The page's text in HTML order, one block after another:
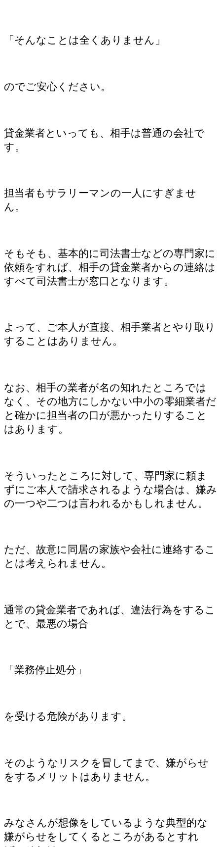
「そんなことは全くありません」
のでご安心ください。
貸金業者といっても、相手は普通の会社で
す。
担当者もサラリーマンの一人にすぎませ
ん。
そもそも、基本的に司法書士などの専門家に
依頼をすれば、相手の貸金業者からの連絡は
すべて司法書士が窓口となります。
よって、ご本人が直接、相手業者とやり取り
することはありません。
なお、相手の業者が名の知れたところでは
なく、その地方にしかない中小の零細業者だ
と確かに担当者の口が悪かったりすること
はあります。
そういったところに対して、専門家に頼ま
ずにご本人で請求されるような場合は、嫌み
の一つや二つは言われるかもしれません。
ただ、故意に同居の家族や会社に連絡するこ
とは考えられません。
通常の貸金業者であれば、違法行為をするこ
とで、最悪の場合
「業務停止処分」
を受ける危険があります。
そのようなリスクを冒してまで、嫌がらせ
をするメリットはありません。
みなさんが想像をしているような典型的な
嫌がらせをしてくるところがあるとすれ